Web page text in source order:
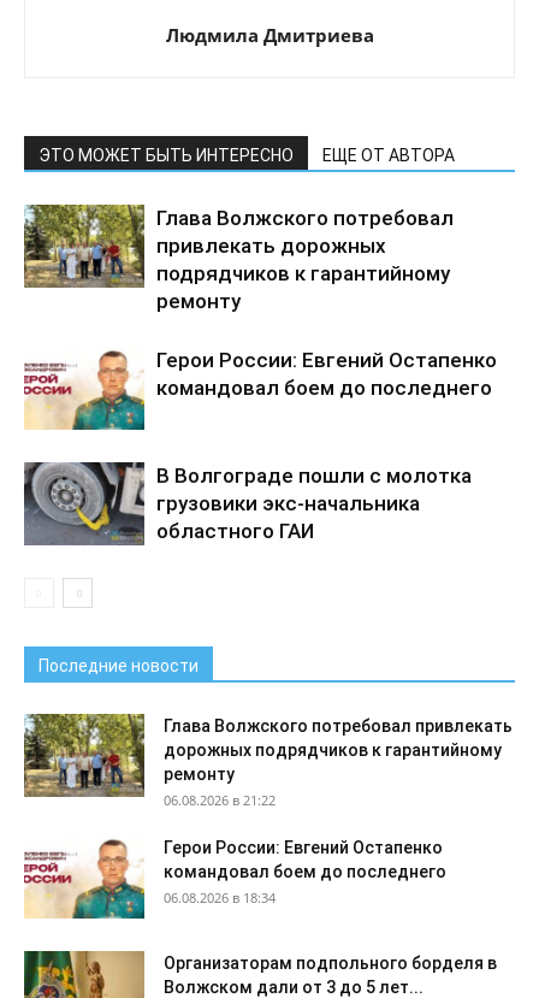
Людмила Дмитриева
ЭТО МОЖЕТ БЫТЬ ИНТЕРЕСНО ЕЩЕ ОТ АВТОРА
Глава Волжского потребовал
привлекать дорожных
подрядчиков к гарантийному
ремонту
Герои России: Евгений Остапенко
командовал боем до последнего
В Волгограде пошли с молотка
грузовики экс-начальника
областного ГАИ
Последние новости
Глава Волжского потребовал привлекать
дорожных подрядчиков к гарантийному
ремонту
06.08.2026 в 21:22
Герои России: Евгений Остапенко
командовал боем до последнего
06.08.2026 в 18:34
Организаторам подпольного борделя в
Волжском дали от 3 до 5 лет...